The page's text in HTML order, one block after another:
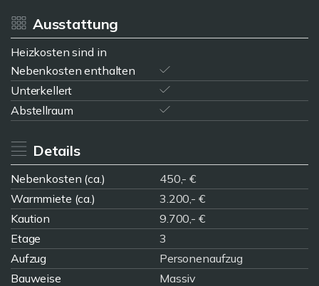
Ausstattung
Heizkosten sind in
Nebenkosten enthalten
Unterkellert
Abstellraum
Details
Nebenkosten (ca.)
450,- €
Warmmiete (ca.)
3.200,- €
Kaution
9.700,- €
Etage
3
Aufzug
Personenaufzug
Bauweise
Massiv